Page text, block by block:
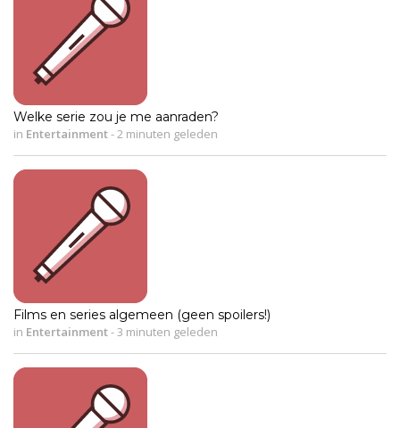
Welke serie zou je me aanraden?
in Entertainment- 2 minuten geleden
Films en series algemeen (geen spoilers!)
in Entertainment- 3 minuten geleden